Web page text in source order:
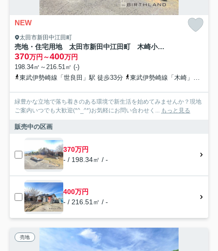
NEW
太田市新田中江田町
売地・住宅用地 太田市新田中江田町 木崎小学校・木崎中学校
370万円～400万円
198.34㎡～216.51㎡ (-)
東武伊勢崎線「世良田」駅 徒歩33分
東武伊勢崎線「木崎」駅 徒歩36分
緑豊かな立地で落ち着きのある環境で新生活を始めてみませんか？現地
ご案内いつでも大歓迎(*^_^*)お気軽にお問い合わせく... もっと見る
販売中の区画
370万円
- / 198.34㎡ / -
400万円
- / 216.51㎡ / -
売地